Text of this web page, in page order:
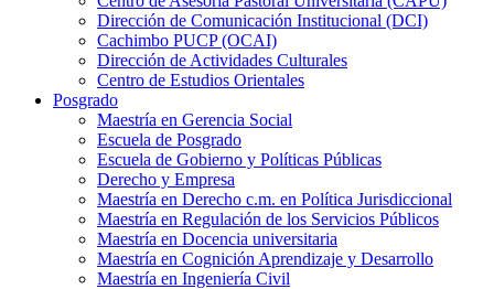
Dirección de Comunicación Institucional (DCI)
Cachimbo PUCP (OCAI)
Dirección de Actividades Culturales
Centro de Estudios Orientales
Posgrado
Maestría en Gerencia Social
Escuela de Posgrado
Escuela de Gobierno y Políticas Públicas
Derecho y Empresa
Maestría en Derecho c.m. en Política Jurisdiccional
Maestría en Regulación de los Servicios Públicos
Maestría en Docencia universitaria
Maestría en Cognición Aprendizaje y Desarrollo
Maestría en Ingeniería Civil